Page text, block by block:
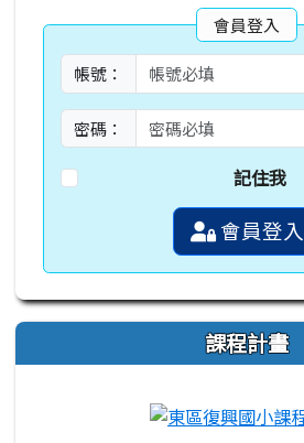
會員登入
帳號：
密碼：
記住我
會員登入
課程計畫